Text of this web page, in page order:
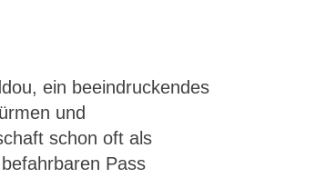
ein beeindruckendes
und
schon oft als
Pass